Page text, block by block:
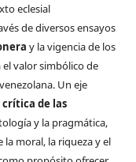
eclesial
de diversos ensayos
y la vigencia de los
valor simbólico de
Un eje
de las
y la pragmática,
la moral, la riqueza y el